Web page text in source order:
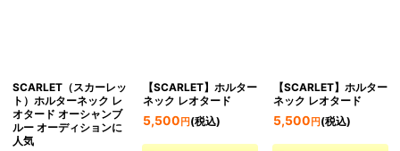
SCARLET（スカーレッ
ト）ホルターネック レ
オタード オーシャンブ
ルー オーディションに
人気
【SCARLET】ホルター
ネック レオタード
5,500 円(税込)
【SCARLET】ホルター
ネック レオタード
5,500 円(税込)